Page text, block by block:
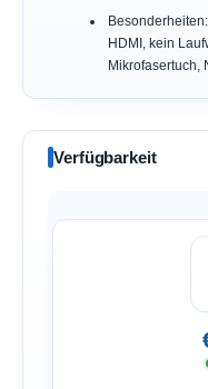
HDMI, kein
Mikrofasertuch,
Verfügbarkeit